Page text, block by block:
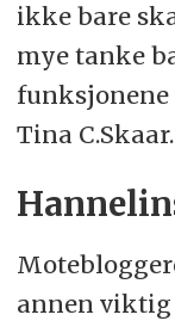
ikke bare
mye tanke
funksjonene
Tina C.Skaar.
annen